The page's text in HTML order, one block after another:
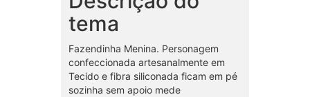
tema
Fazendinha Menina. Personagem
confeccionada artesanalmente em
Tecido e fibra siliconada ficam em pé
sozinha sem apoio mede